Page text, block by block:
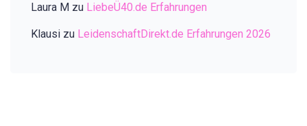
Laura M zu LiebeÜ40.de Erfahrungen
Klausi zu LeidenschaftDirekt.de Erfahrungen 2026